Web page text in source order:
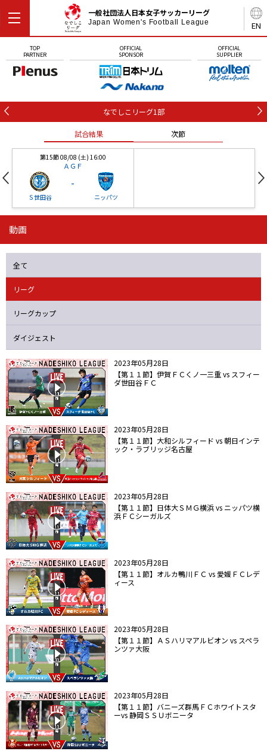
EN
一般社団法人日本女子サッカーリーグ
Japan Women's Football League
TOP
PARTNER
OFFICIAL
SPONSOR
OFFICIAL
SUPPLIER
なでしこリーグ1部
試合結果 次節
第15節 08/08 (土) 16:00
ＡＧＦ
Ｓ世田谷
-
ニッパツ
ニッパツ 石人の星
動画
全て
リーグ
リーグカップ
ダイジェスト
2023年05月28日
【第１１節】伊賀ＦＣくノ一三重 vs スフィー
ダ世田谷ＦＣ
2023年05月28日
【第１１節】大和シルフィード vs 朝日インテ
ック・ラブリッジ名古屋
2023年05月28日
【第１１節】日体大ＳＭＧ横浜 vs ニッパツ横
浜ＦＣシーガルズ
2023年05月28日
【第１１節】オルカ鴨川ＦＣ vs 愛媛ＦＣレデ
ィース
2023年05月28日
【第１１節】ＡＳハリマアルビオン vs スペラ
ンツァ大阪
2023年05月28日
【第１１節】バニーズ群馬ＦＣホワイトスタ
ーvs 静岡ＳＳＵボニータ